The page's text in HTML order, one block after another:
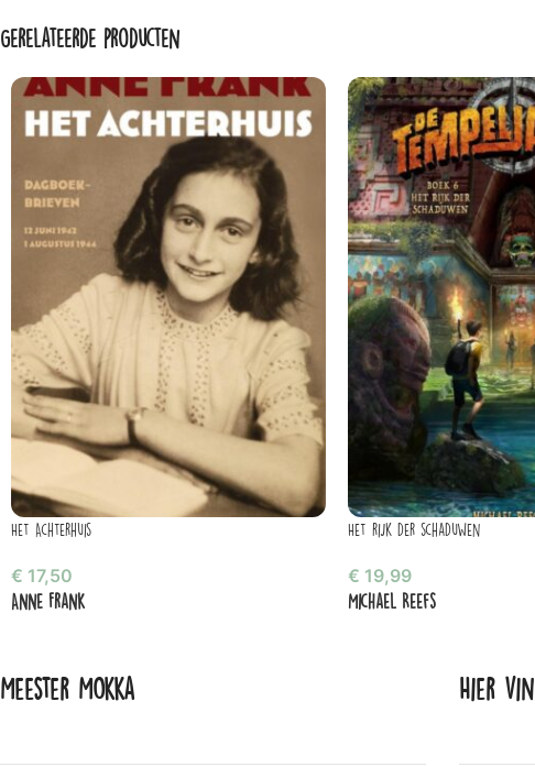
Gerelateerde producten
Het Achterhuis
€ 17,50
Anne Frank
Het rijk der schaduwen
€ 19,99
Michael Reefs
Meester Mokka Hier